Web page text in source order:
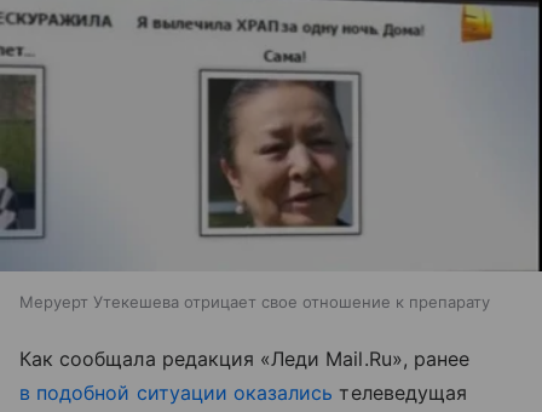
Меруерт Утекешева отрицает свое отношение к препарату
Как сообщала редакция «Леди Mail.Ru», ранее
в подобной ситуации оказались телеведущая